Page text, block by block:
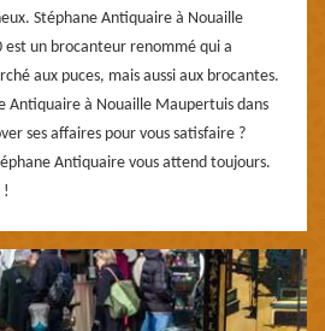
Stéphane Antiquaire à Nouaille
est un brocanteur renommé qui a
aux puces, mais aussi aux brocantes.
Antiquaire à Nouaille Maupertuis dans
ses affaires pour vous satisfaire ?
Antiquaire vous attend toujours.
!